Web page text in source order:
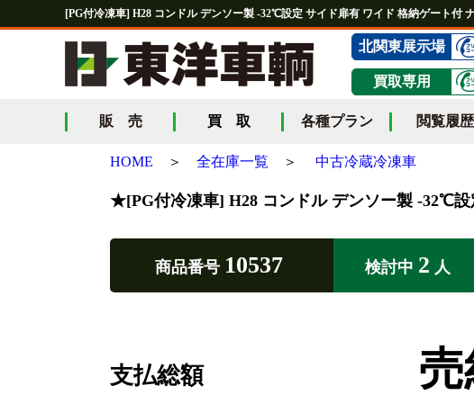
[PG付冷凍車] H28 コンドル デンソー製 -32℃設定 サイド扉有 ワイド 格納ゲート付
北関東展示場
買取専用
販 売 買 取 各種プラン 閲覧履歴
HOME ＞ 全在庫一覧 ＞ 中古冷蔵冷凍車
★[PG付冷凍車] H28 コンドル デンソー製 -32℃
商品番号 10537 検討中 2 人
支払総額